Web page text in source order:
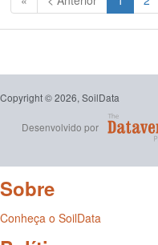
Copyright © 2026, SoilData
Desenvolvido por
Sobre
Conheça o SoilData